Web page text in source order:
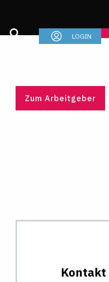
LOGIN
Zum Arbeitgeber
Kontakt